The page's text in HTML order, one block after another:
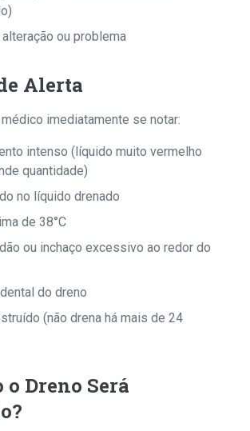
alteração ou problema
Alerta
imediatamente se notar:
intenso (líquido muito vermelho
quantidade)
no líquido drenado
de 38°C
ou inchaço excessivo ao redor do
do dreno
(não drena há mais de 24
o Dreno Será